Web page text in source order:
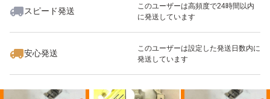
ファスナー
L字型定規
スピード発送
このユーザーは高頻度で24時間以内
に発送しています
安心発送
このユーザーは設定した発送日数内に
発送しています
いいね！
960